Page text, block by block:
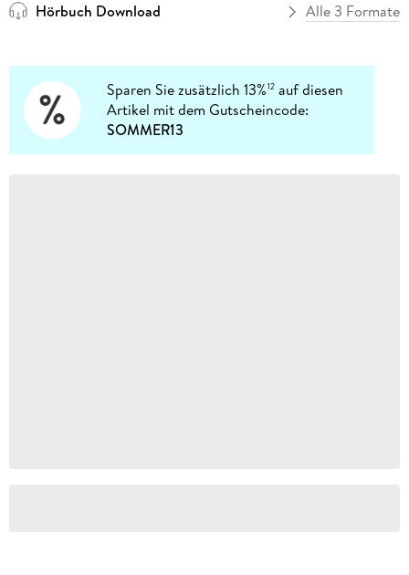
Hörbuch Download Alle 3 Formate
Sparen Sie zusätzlich 13%12 auf diesen
Artikel mit dem Gutscheincode:
SOMMER13